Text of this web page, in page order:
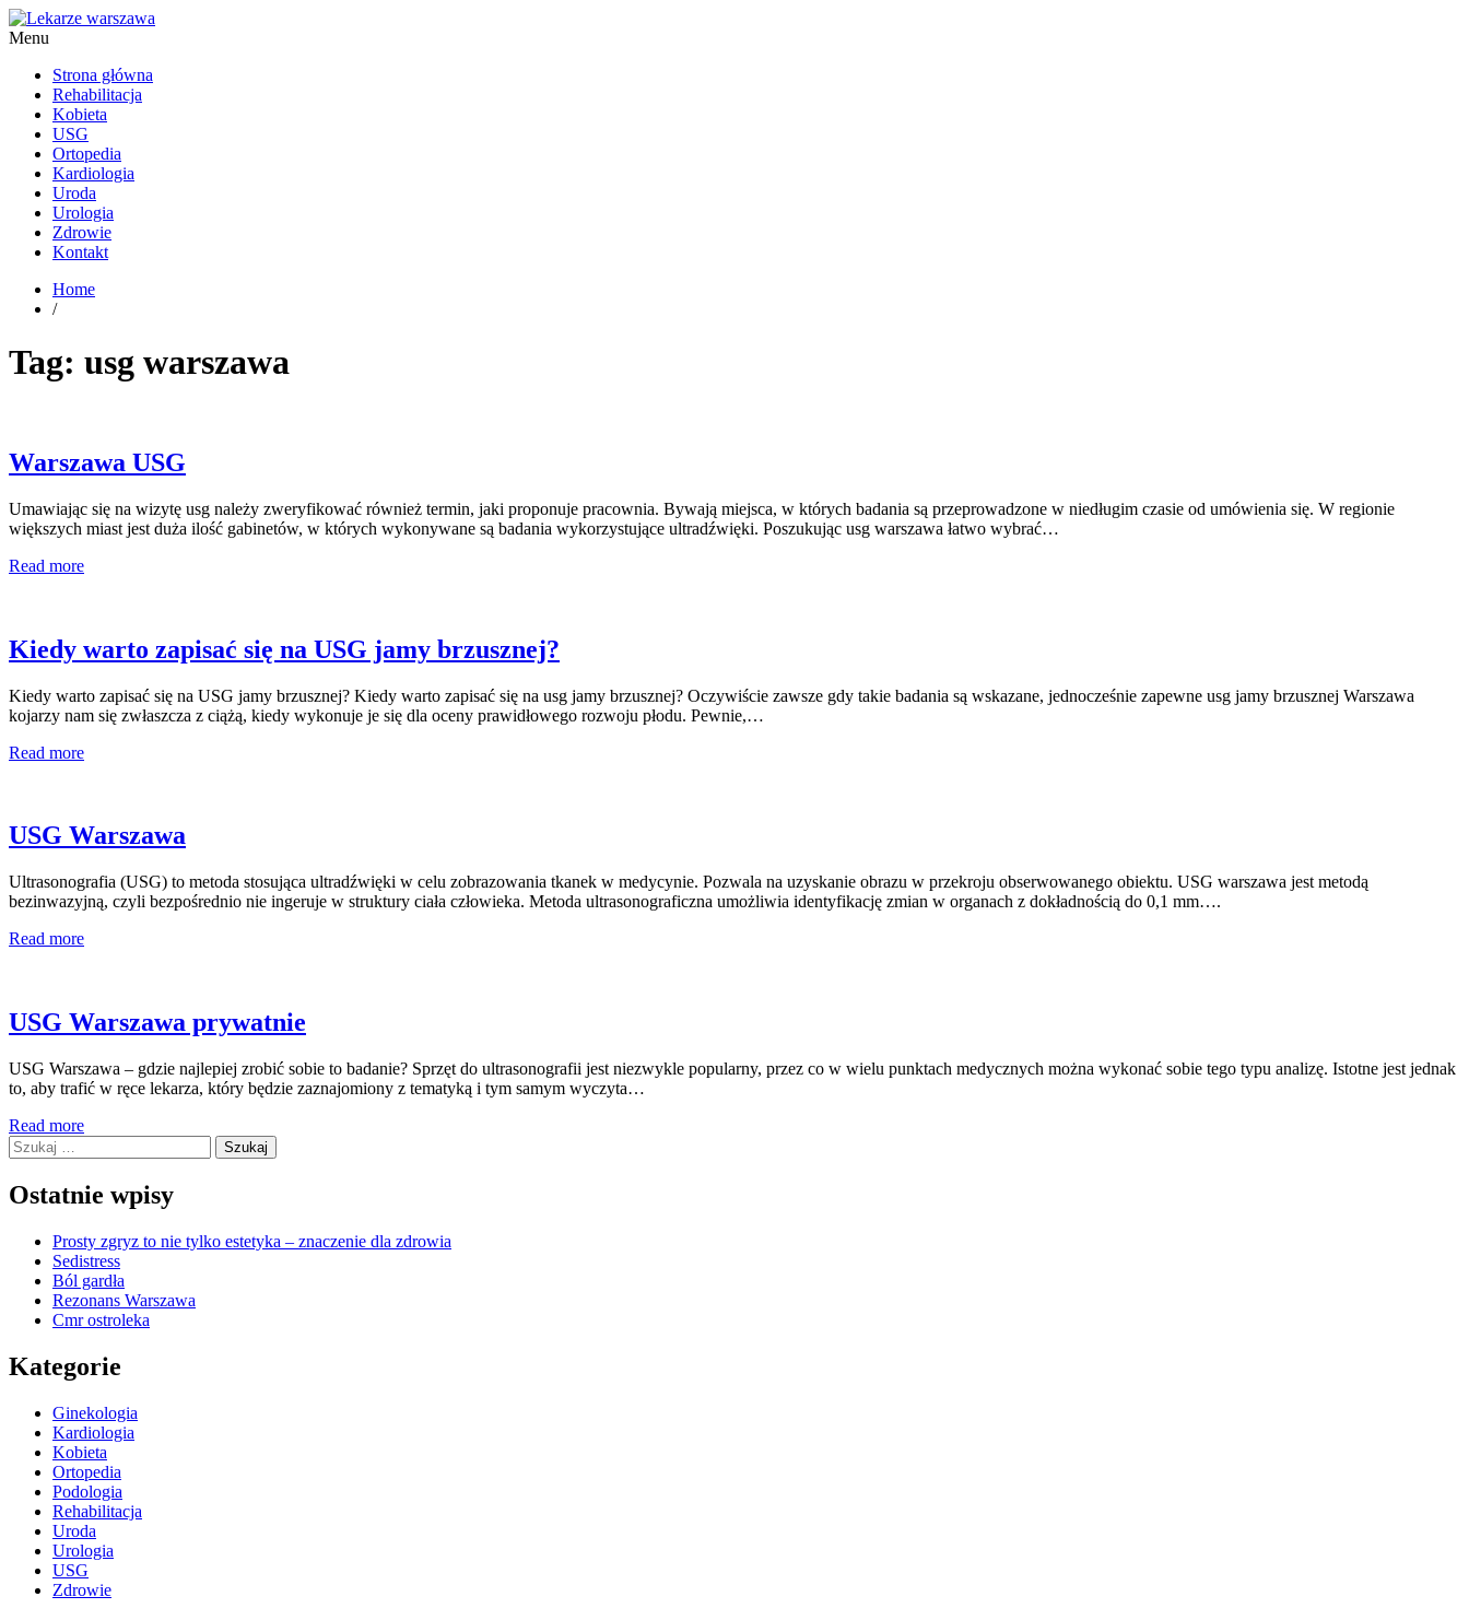
Menu
Strona główna
Rehabilitacja
Kobieta
USG
Ortopedia
Kardiologia
Uroda
Urologia
Zdrowie
Kontakt
Home
/
Tag: usg warszawa
Warszawa USG
Umawiając się na wizytę usg należy zweryfikować również termin, jaki proponuje pracownia. Bywają miejsca, w których badania są przeprowadzone w niedługim czasie od umówienia się. W regionie
większych miast jest duża ilość gabinetów, w których wykonywane są badania wykorzystujące ultradźwięki. Poszukując usg warszawa łatwo wybrać…
Read more
Kiedy warto zapisać się na USG jamy brzusznej?
Kiedy warto zapisać się na USG jamy brzusznej? Kiedy warto zapisać się na usg jamy brzusznej? Oczywiście zawsze gdy takie badania są wskazane, jednocześnie zapewne usg jamy brzusznej Warszawa
kojarzy nam się zwłaszcza z ciążą, kiedy wykonuje je się dla oceny prawidłowego rozwoju płodu. Pewnie,…
Read more
USG Warszawa
Ultrasonografia (USG) to metoda stosująca ultradźwięki w celu zobrazowania tkanek w medycynie. Pozwala na uzyskanie obrazu w przekroju obserwowanego obiektu. USG warszawa jest metodą
bezinwazyjną, czyli bezpośrednio nie ingeruje w struktury ciała człowieka. Metoda ultrasonograficzna umożliwia identyfikację zmian w organach z dokładnością do 0,1 mm….
Read more
USG Warszawa prywatnie
USG Warszawa – gdzie najlepiej zrobić sobie to badanie? Sprzęt do ultrasonografii jest niezwykle popularny, przez co w wielu punktach medycznych można wykonać sobie tego typu analizę. Istotne jest jednak
to, aby trafić w ręce lekarza, który będzie zaznajomiony z tematyką i tym samym wyczyta…
Read more
Szukaj:
Ostatnie wpisy
Prosty zgryz to nie tylko estetyka – znaczenie dla zdrowia
Sedistress
Ból gardła
Rezonans Warszawa
Cmr ostroleka
Kategorie
Ginekologia
Kardiologia
Kobieta
Ortopedia
Podologia
Rehabilitacja
Uroda
Urologia
USG
Zdrowie